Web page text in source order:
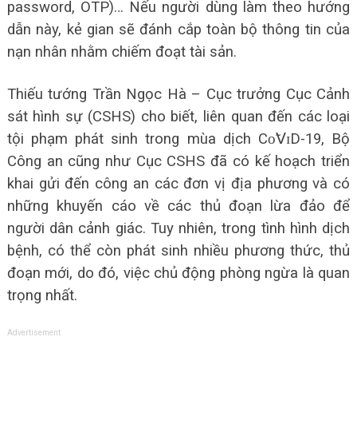
password, OTP)… Nếu người dùng làm theo hướng
dẫn này, kẻ gian sẽ đánh cắp toàn bộ thông tin của
nạn nhân nhằm chiếm đoạt tài sản.
Thiếu tướng Trần Ngọc Hà – Cục trưởng Cục Cảnh
sát hình sự (CSHS) cho biết, liên quan đến các loại
tội phạm phát sinh trong mùa dịch Сᴏ̃𝖵ɪD-19, Bộ
Công an cũng như Cục CSHS đã có kế hoạch triển
khai gửi đến công an các đơn vị địa phương và có
những khuyến cáo về các thủ đoạn lừa đảo để
người dân cảnh giác. Tuy nhiên, trong tình hình dịch
bệnh, có thể còn phát sinh nhiều phương thức, thủ
đoạn mới, do đó, việc chủ động phòng ngừa là quan
trọng nhất.
Advertisement